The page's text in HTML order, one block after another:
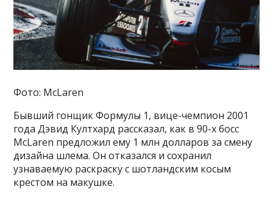
Фото: McLaren
Бывший гонщик Формулы 1, вице-чемпион 2001
года Дэвид Култхард рассказал, как в 90-х босс
McLaren предложил ему 1 млн долларов за смену
дизайна шлема. Он отказался и сохранил
узнаваемую раскраску с шотландским косым
крестом на макушке.